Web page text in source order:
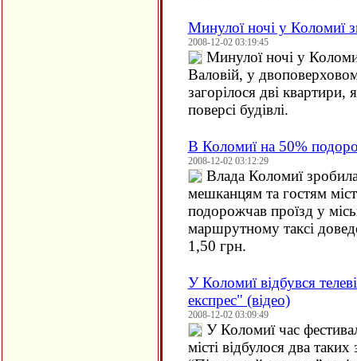
Минулої ночі у Коломиї
2008-12-02 03:19:45
Минулої ночі у
Валовій, у
загорілося дві
поверсі будівлі.
В Коломиї на 50%
2008-12-02 03:12:29
Влада Коломиї
мешканцям та гостям
подорожчав проїзд у
маршрутному таксі
1,50 грн.
У Коломиї відбувся
експрес" (відео)
2008-12-02 03:09:49
У Коломиї час
місті відбулося два